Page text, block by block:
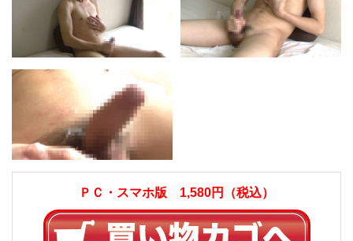
ＰＣ・スマホ版 1,580円（税込）